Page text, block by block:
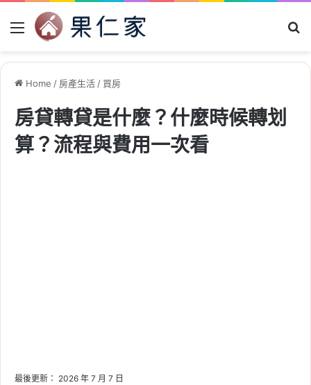
Menu
Home / 房產生活/ 買房
房貸轉貸是什麼？什麼時候轉划
算？流程與費用一次看
最後更新： 2026 年 7 月 7 日